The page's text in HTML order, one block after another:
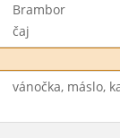
Brambor
čaj
vánočka, máslo,